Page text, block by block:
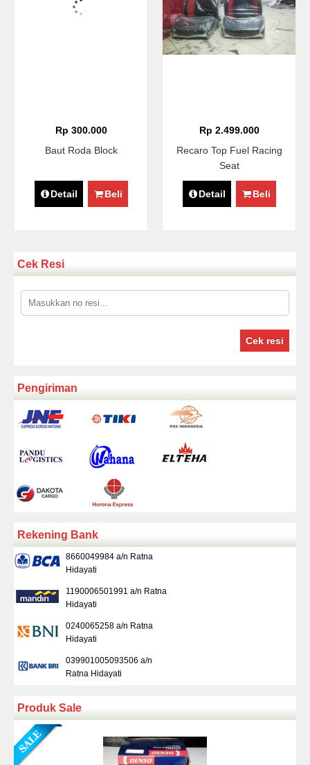
Rp 300.000
Baut Roda Block
Detail Beli
Rp 2.499.000
Recaro Top Fuel Racing
Seat
Detail Beli
Cek Resi
Cek resi
Pengiriman
Rekening Bank
8660049984 a/n Ratna
Hidayati
1190006501991 a/n Ratna
Hidayati
0240065258 a/n Ratna
Hidayati
039901005093506 a/n
Ratna Hidayati
Produk Sale